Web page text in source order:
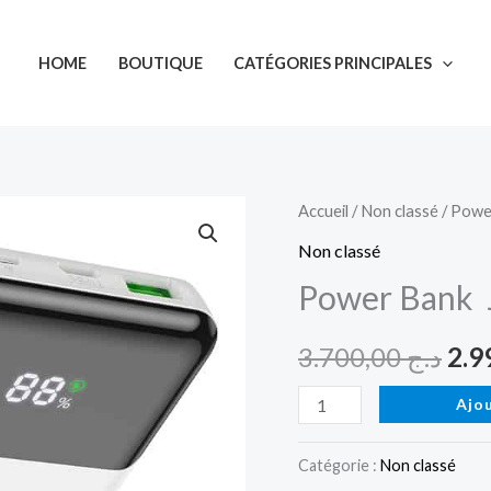
HOME BOUTIQUE CATÉGORIES PRINCIPALES
Accueil /Non classé /
Non classé
Power Bank
د.ج3.700,00
Le
quantité
de
Bank
HOCO
Catégorie : Non classé